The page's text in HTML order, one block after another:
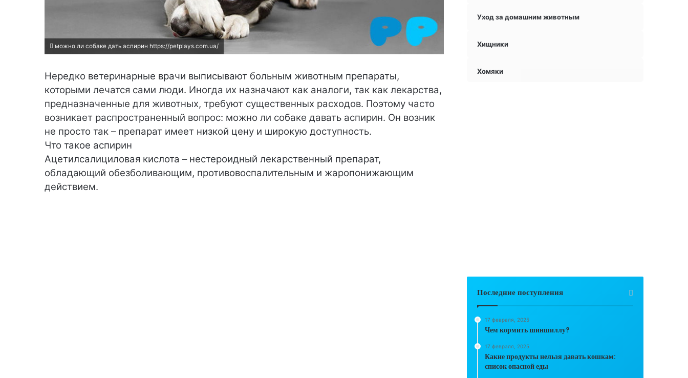
можно ли собаке дать аспирин https://petplays.com.ua/
Нередко ветеринарные врачи выписывают больным животным препараты,
которыми лечатся сами люди. Иногда их назначают как аналоги, так как лекарства,
предназначенные для животных, требуют существенных расходов. Поэтому часто
возникает распространенный вопрос: можно ли собаке давать аспирин. Он возник
не просто так – препарат имеет низкой цену и широкую доступность.
Что такое аспирин
Ацетилсалициловая кислота – нестероидный лекарственный препарат,
обладающий обезболивающим, противовоспалительным и жаропонижающим
действием.
Уход за домашним животным
Хищники
Хомяки
Последние поступления
17 февраля, 2025
Чем кормить шиншиллу?
17 февраля, 2025
Какие продукты нельзя давать кошкам:
список опасной еды